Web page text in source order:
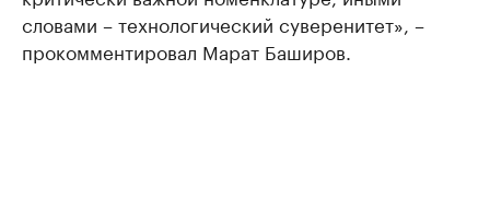
словами – технологический суверенитет», –
прокомментировал Марат Баширов.